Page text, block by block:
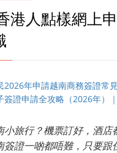
港人點樣網上
2026年申請越南商務簽證常
簽證申請全攻略（2026年）
旅行？機票訂好，酒店
簽證一啲都唔難，只要